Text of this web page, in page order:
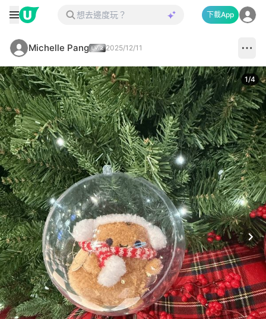
下載App
Michelle Pang 2025/12/11
1/4